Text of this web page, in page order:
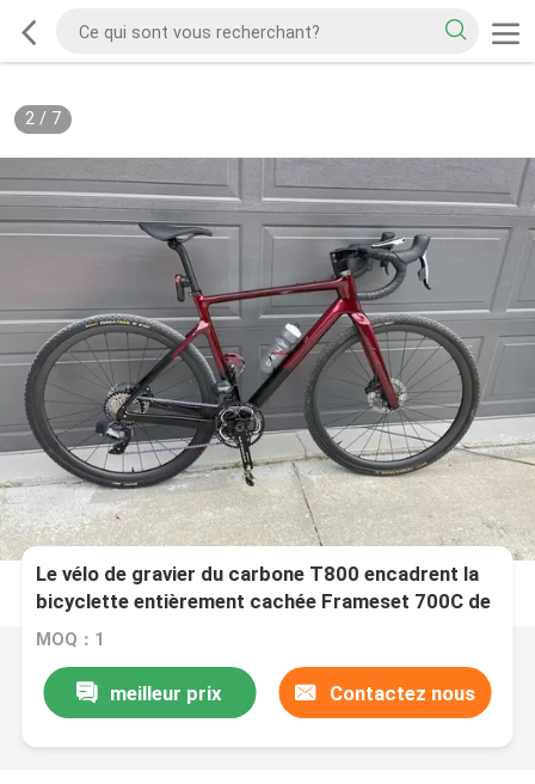
2/ 7
Le vélo de gravier du carbone T800 encadrent la
bicyclette entièrement cachée Frameset 700C de
route de câblage
MOQ：1
meilleur prix Contactez nous